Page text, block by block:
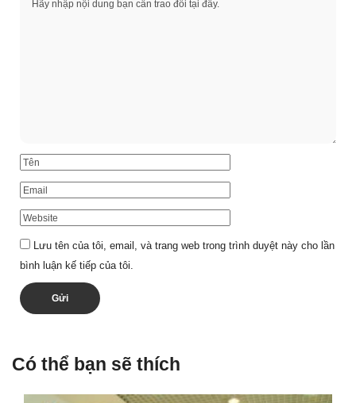
Lưu tên của tôi, email, và trang web trong trình duyệt này cho lần
bình luận kế tiếp của tôi.
Có thể bạn sẽ thích